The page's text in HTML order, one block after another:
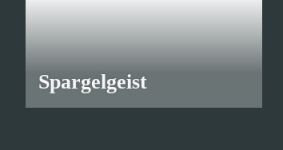
Spargelgeist